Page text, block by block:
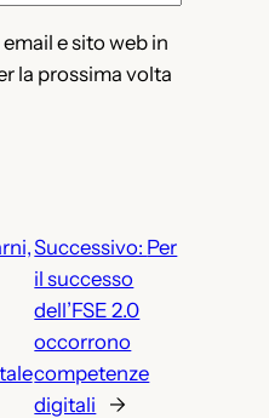
e sito web in
la prossima volta
Successivo: Per
il successo
dell’FSE 2.0
occorrono
competenze
digitali
→